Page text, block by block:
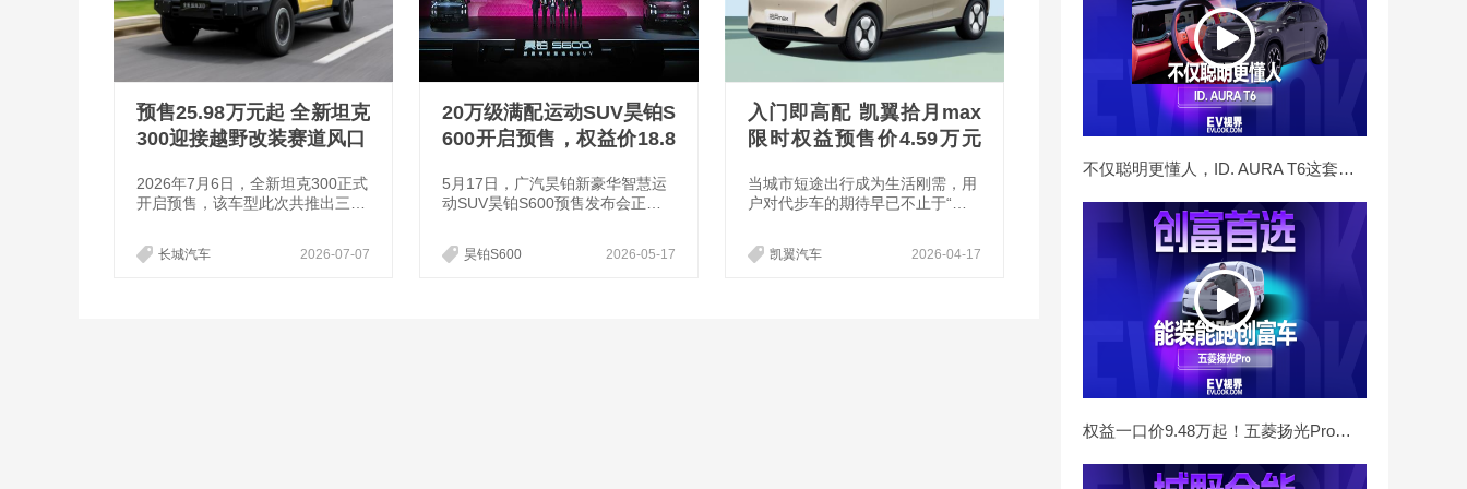
预售25.98万元起 全新坦克
300迎接越野改装赛道风口
2026年7月6日，全新坦克300正式
开启预售，该车型此次共推出三个
价26.98万元；坦克300L Hi4-T预
售价25.98万元；而坦克300燃油版
2026-07-07
长城汽车
20万级满配运动SUV昊铂S
600开启预售，权益价18.8
5月17日，广汽昊铂新豪华智慧运
动SUV昊铂S600预售发布会正式
方预售价为20.99-22.99万元，预
售权益价18.89-20.89万元。2026-05-17
昊铂S600
入门即高配 凯翼拾月max
限时权益预售价4.59万元
当城市短途出行成为生活刚需，用
户对代步车的期待早已不止于“能
能的全维品质。在此背景下，凯翼
汽车深耕用户真实用车场景打造的
2026-04-17
凯翼汽车
不仅聪明更懂人，ID. AURA T6这套座舱“活人感”十足
权益一口价9.48万起！五菱扬光Pro太香了